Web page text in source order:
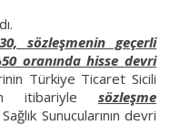
sözleşmenin geçerli
oranında hisse devri
Türkiye Ticaret Sicili
itibariyle sözleşme
Sunucularının devri